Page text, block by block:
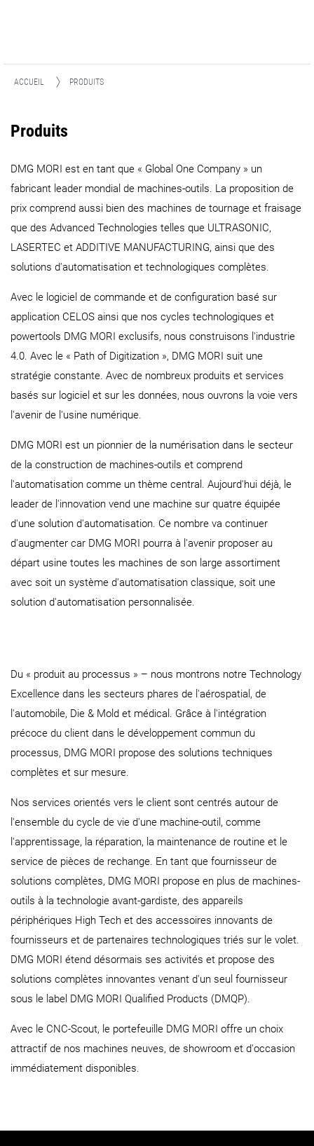
ACCUEIL PRODUITS
Produits
DMG MORI est en tant que « Global One Company » un
fabricant leader mondial de machines-outils. La proposition de
prix comprend aussi bien des machines de tournage et fraisage
que des Advanced Technologies telles que ULTRASONIC,
LASERTEC et ADDITIVE MANUFACTURING, ainsi que des
solutions d'automatisation et technologiques complètes.
Avec le logiciel de commande et de configuration basé sur
application CELOS ainsi que nos cycles technologiques et
powertools DMG MORI exclusifs, nous construisons l'industrie
4.0. Avec le « Path of Digitization », DMG MORI suit une
stratégie constante. Avec de nombreux produits et services
basés sur logiciel et sur les données, nous ouvrons la voie vers
l'avenir de l'usine numérique.
DMG MORI est un pionnier de la numérisation dans le secteur
de la construction de machines-outils et comprend
l'automatisation comme un thème central. Aujourd'hui déjà, le
leader de l'innovation vend une machine sur quatre équipée
d'une solution d'automatisation. Ce nombre va continuer
d'augmenter car DMG MORI pourra à l'avenir proposer au
départ usine toutes les machines de son large assortiment
avec soit un système d'automatisation classique, soit une
solution d'automatisation personnalisée.
Du « produit au processus » – nous montrons notre Technology
Excellence dans les secteurs phares de l'aérospatial, de
l'automobile, Die & Mold et médical. Grâce à l'intégration
précoce du client dans le développement commun du
processus, DMG MORI propose des solutions techniques
complètes et sur mesure.
Nos services orientés vers le client sont centrés autour de
l'ensemble du cycle de vie d'une machine-outil, comme
l'apprentissage, la réparation, la maintenance de routine et le
service de pièces de rechange. En tant que fournisseur de
solutions complètes, DMG MORI propose en plus de machines-
outils à la technologie avant-gardiste, des appareils
périphériques High Tech et des accessoires innovants de
fournisseurs et de partenaires technologiques triés sur le volet.
DMG MORI étend désormais ses activités et propose des
solutions complètes innovantes venant d'un seul fournisseur
sous le label DMG MORI Qualified Products (DMQP).
Avec le CNC-Scout, le portefeuille DMG MORI offre un choix
attractif de nos machines neuves, de showroom et d'occasion
immédiatement disponibles.